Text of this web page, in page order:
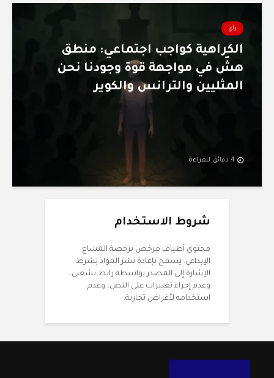
رأي
الكراهية كواجب اجتماعي: منطق
هشّ في مواجهة قوة وجودنا نحن
المثليين والترانس والكوير
4 دقائق للقراءة
شروط الاستخدام
محتوى أطياف مرخص برخصة المشاع
الإبداعي. يسمح بإعادة نشر المواد بشرط
الإشارة إلى المصدر بواسطة رابط تشعبي،
وعدم إجراء تغييرات على النص، وعدم
استخدامه لأغراض تجارية.